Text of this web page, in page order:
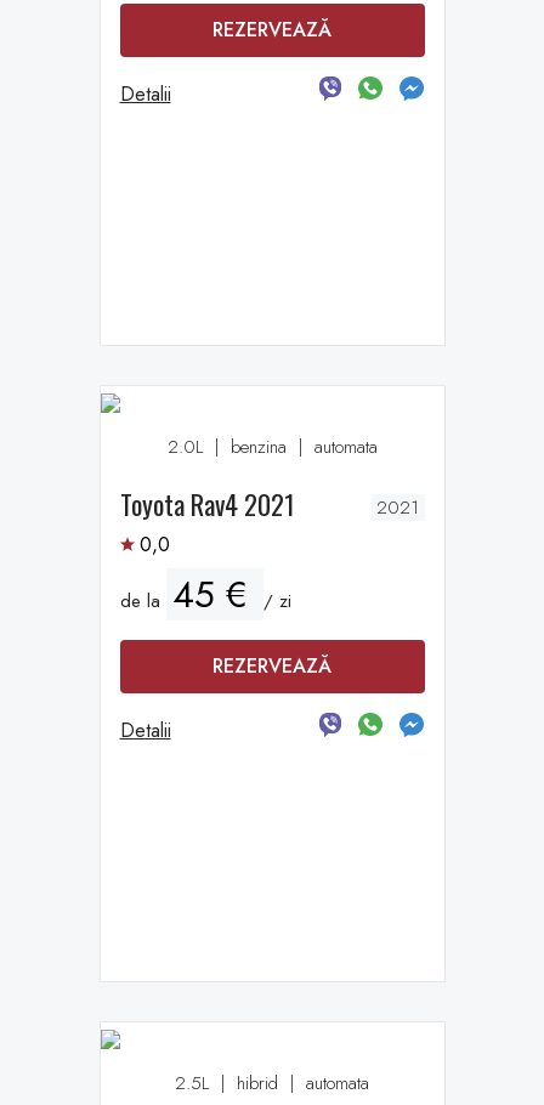
REZERVEAZĂ
Detalii
2.0L | benzina | automata
Toyota Rav4 2021 2021
0,0
de la 45 € / zi
REZERVEAZĂ
Detalii
2.5L | hibrid | automata